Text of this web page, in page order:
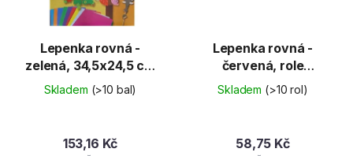
Lepenka rovná -
zelená, 34,5x24,5 cm
(E-Welle)
Skladem (>10 bal)
153,16 Kč
Lepenka rovná -
červená, role
50x70cm (E-Welle)
Skladem (>10 rol)
58,75 Kč